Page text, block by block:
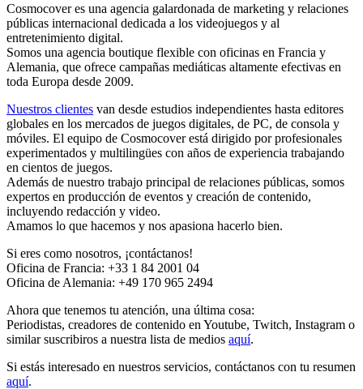
Cosmocover es una agencia galardonada de marketing y relaciones
públicas internacional dedicada a los videojuegos y al
entretenimiento digital.
Somos una agencia boutique flexible con oficinas en Francia y
Alemania, que ofrece campañas mediáticas altamente efectivas en
toda Europa desde 2009.
Nuestros clientes van desde estudios independientes hasta editores
globales en los mercados de juegos digitales, de PC, de consola y
móviles. El equipo de Cosmocover está dirigido por profesionales
experimentados y multilingües con años de experiencia trabajando
en cientos de juegos.
Además de nuestro trabajo principal de relaciones públicas, somos
expertos en producción de eventos y creación de contenido,
incluyendo redacción y video.
Amamos lo que hacemos y nos apasiona hacerlo bien.
Si eres como nosotros, ¡contáctanos!
Oficina de Francia: +33 1 84 2001 04
Oficina de Alemania: +49 170 965 2494
Ahora que tenemos tu atención, una última cosa:
Periodistas, creadores de contenido en Youtube, Twitch, Instagram o
similar suscribiros a nuestra lista de medios aquí.
Si estás interesado en nuestros servicios, contáctanos con tu resumen
aquí.